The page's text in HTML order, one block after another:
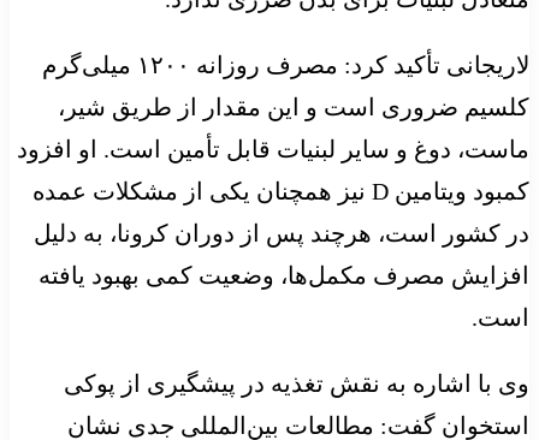
لاریجانی تأکید کرد: مصرف روزانه ۱۲۰۰ میلی‌گرم
کلسیم ضروری است و این مقدار از طریق شیر،
ماست، دوغ و سایر لبنیات قابل تأمین است. او افزود
کمبود ویتامین D نیز همچنان یکی از مشکلات عمده
در کشور است، هرچند پس از دوران کرونا، به دلیل
افزایش مصرف مکمل‌ها، وضعیت کمی بهبود یافته
است.
وی با اشاره به نقش تغذیه در پیشگیری از پوکی
استخوان گفت: مطالعات بین‌المللی جدی نشان